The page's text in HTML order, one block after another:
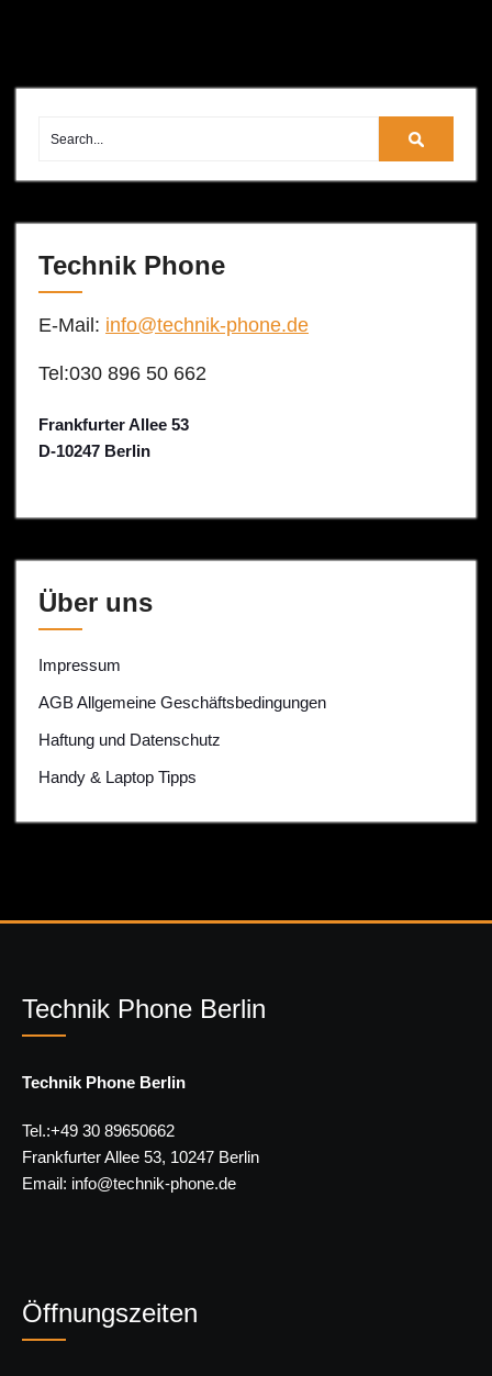
Technik Phone
E-Mail: info@technik-phone.de
Tel:030 896 50 662
Frankfurter Allee 53
D-10247 Berlin
Über uns
Impressum
AGB Allgemeine Geschäftsbedingungen
Haftung und Datenschutz
Handy & Laptop Tipps
Technik Phone Berlin
Technik Phone Berlin
Tel.:+49 30 89650662
Frankfurter Allee 53, 10247 Berlin
Email: info@technik-phone.de
Öffnungszeiten